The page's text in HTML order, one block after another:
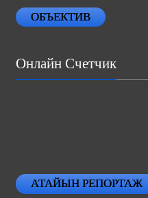
ОБЪЕКТИВ
Онлайн Счетчик
АТАЙЫН РЕПОРТАЖ